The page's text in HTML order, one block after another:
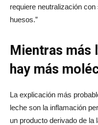
requiere neutralización
huesos.”
Mientras más
hay más
La explicación más
leche son la inflamación
un producto derivado de la